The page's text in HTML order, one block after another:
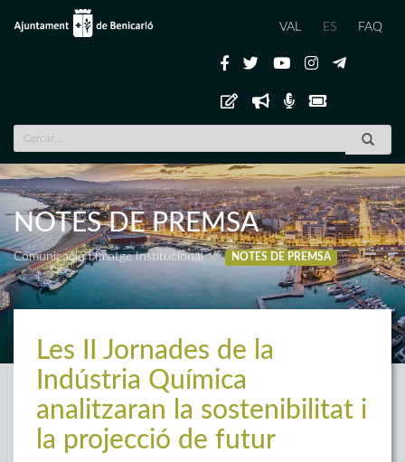
VAL ES FAQ
NOTES DE PREMSA
Comunicació i Imatge Institucional NOTES DE PREMSA
Les II Jornades de la
Indústria Química
analitzaran la sostenibilitat i
la projecció de futur